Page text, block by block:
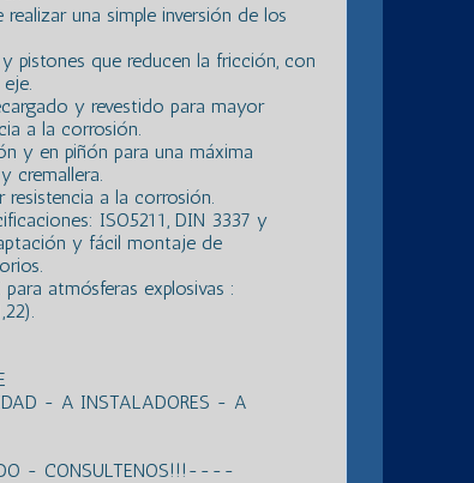
una simple inversión de los
pistones que reducen la fricción, con
y revestido para mayor
a la corrosión.
y en piñón para una máxima
cremallera.
resistencia a la corrosión.
ISO5211, DIN 3337 y
y fácil montaje de
atmósferas explosivas :
- A INSTALADORES - A
- CONSULTENOS!!!----